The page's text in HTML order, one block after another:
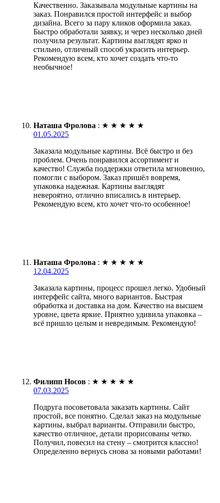
Качественно. Заказывала модульные картины на
заказ. Понравился простой интерфейс и выбор
дизайна. Всего за пару кликов оформила заказ.
Быстро обработали заявку, и через несколько дней
получила результат. Картины выглядят ярко и
стильно, отличный способ украсить интерьер.
Рекомендую всем, кто хочет создать что-то
необычное!
Наташа Фролова : ★ ★ ★ ★ ★
01.05.2025
Заказала модульные картины. Всё быстро и без
проблем. Очень понравился ассортимент и
качество! Служба поддержки ответила мгновенно,
помогли с выбором. Заказ пришёл вовремя,
упаковка надежная. Картины выглядят
невероятно, отлично вписались в интерьер.
Рекомендую всем, кто хочет что-то особенное!
Наташа Фролова : ★ ★ ★ ★ ★
12.04.2025
Заказала картины, процесс прошел легко. Удобный
интерфейс сайта, много вариантов. Быстрая
обработка и доставка на дом. Качество на высшем
уровне, цвета яркие. Приятно удивила упаковка –
всё пришло целым и невредимым. Рекомендую!
Филипп Носов : ★ ★ ★ ★ ★
07.03.2025
Подруга посоветовала заказать картины. Сайт
простой, все понятно. Сделал заказ на модульные
картины, выбрал варианты. Отправили быстро,
качество отличное, детали прорисованы четко.
Получил, повесил на стену – смотрится классно!
Определенно вернусь снова за новыми работами!